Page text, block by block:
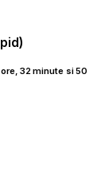
ore, 32minute si48